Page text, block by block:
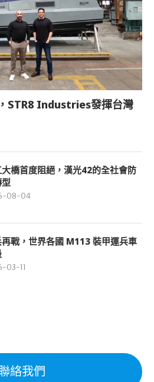
STR8 Industries發揮台灣
橋首度阻絕，漢光42的全社會防
08-04
戰，世界各國 M113 裝甲運兵車
03-11
絡我們